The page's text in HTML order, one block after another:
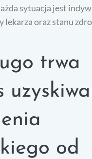
sytuacja jest
lekarza oraz stanu
trwa
od